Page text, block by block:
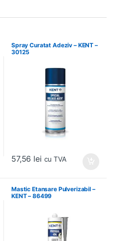
Spray Curatat Adeziv – KENT –
30125
57,56 lei cu TVA
Mastic Etansare Pulverizabil –
KENT – 86499